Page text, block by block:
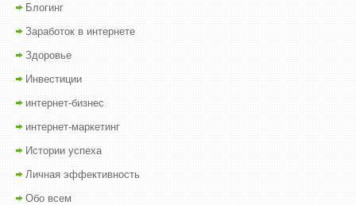
Блогинг
Заработок в интернете
Здоровье
Инвестиции
интернет-бизнес
интернет-маркетинг
Истории успеха
Личная эффективность
Обо всем